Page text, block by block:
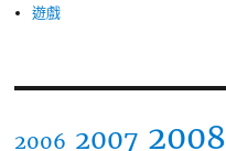
遊戲
2006 2007 2008